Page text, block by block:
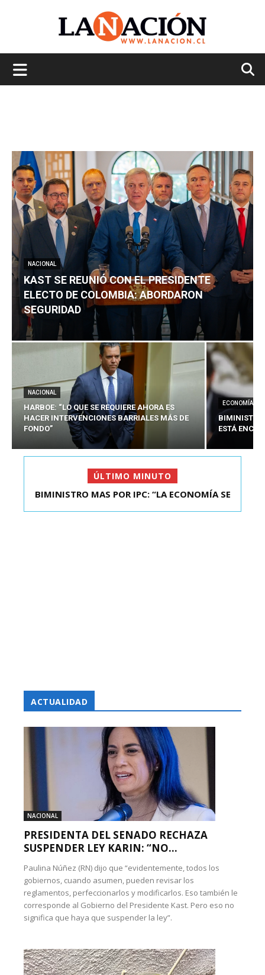
NACIONAL
KAST SE REUNIÓ CON EL PRESIDENTE
ELECTO DE COLOMBIA: ABORDARON
SEGURIDAD
NACIONAL
HARBOE: “LO QUE SE REQUIERE AHORA ES
HACER INTERVENCIONES BARRIALES MÁS DE
FONDO”
ECONOMÍA
BIMINISTRO
ESTÁ
ÚLTIMO MINUTO
KAST SE REUNIÓ CON EL PRESIDENTE ELECTO DE
BIMINISTRO MAS POR IPC: “LA ECONOMÍA SE
ACTUALIDAD
NACIONAL
PRESIDENTA DEL SENADO RECHAZA
SUSPENDER LEY KARIN: “NO...
Paulina Núñez (RN) dijo que “evidentemente, todos los
gobiernos, cuando asumen, pueden revisar los
reglamentos, perfeccionarlos y modificarlos. Eso también le
corresponde al Gobierno del Presidente Kast. Pero eso no
significa que haya que suspender la ley”.